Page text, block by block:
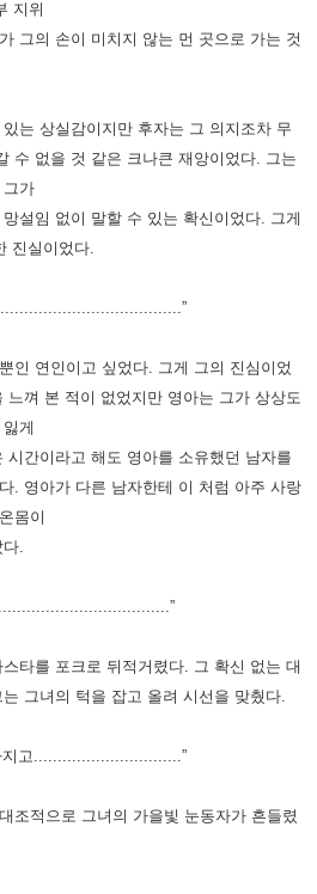
지위
그의 손이 미치지 않는 먼 곳으로 가는 것
는 상실감이지만 후자는 그 의지조차 무
수 없을 것 같은 크나큰 재앙이었다.
그는
그가
설임 없이 말할 수 있는 확신이었다. 그게
진실이었다.
인 연인이고 싶었다. 그게 그의 진심이었
느껴 본 적이 없었지만 영아는 그가 상상도
게
시간이라고 해도 영아를 소유했던 남자를
. 영아가 다른 남자한테 이 처럼 아주 사랑
몸이
.
타를 포크로 뒤적거렸다. 그 확신 없는 대
그녀의 턱을 잡고 올려 시선을 맞췄다.
지고...............................”
조적으로 그녀의 가을빛 눈동자가 흔들렸